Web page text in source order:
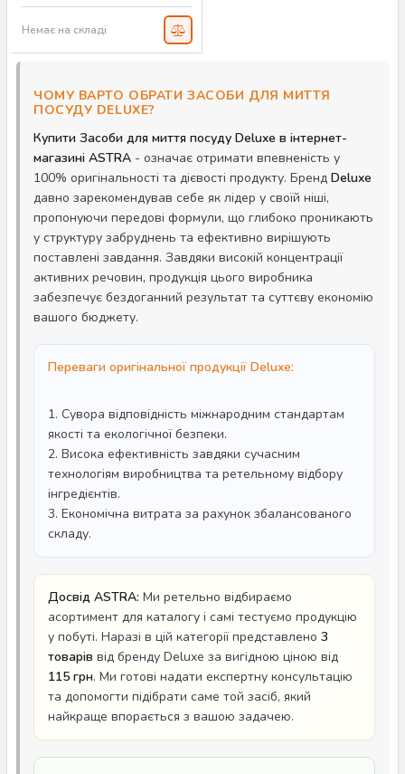
Немає на складі
ЧОМУ ВАРТО ОБРАТИ ЗАСОБИ ДЛЯ МИТТЯ
ПОСУДУ DELUXE?
Купити Засоби для миття посуду Deluxe в інтернет-
магазині ASTRA - означає отримати впевненість у
100% оригінальності та дієвості продукту. Бренд Deluxe
давно зарекомендував себе як лідер у своїй ніші,
пропонуючи передові формули, що глибоко проникають
у структуру забруднень та ефективно вирішують
поставлені завдання. Завдяки високій концентрації
активних речовин, продукція цього виробника
забезпечує бездоганний результат та суттєву економію
вашого бюджету.
Переваги оригінальної продукції Deluxe:
1. Сувора відповідність міжнародним стандартам
якості та екологічної безпеки.
2. Висока ефективність завдяки сучасним
технологіям виробництва та ретельному відбору
інгредієнтів.
3. Економічна витрата за рахунок збалансованого
складу.
Досвід ASTRA: Ми ретельно відбираємо
асортимент для каталогу і самі тестуємо продукцію
у побуті. Наразі в цій категорії представлено 3
товарів від бренду Deluxe за вигідною ціною від
115 грн. Ми готові надати експертну консультацію
та допомогти підібрати саме той засіб, який
найкраще впорається з вашою задачею.